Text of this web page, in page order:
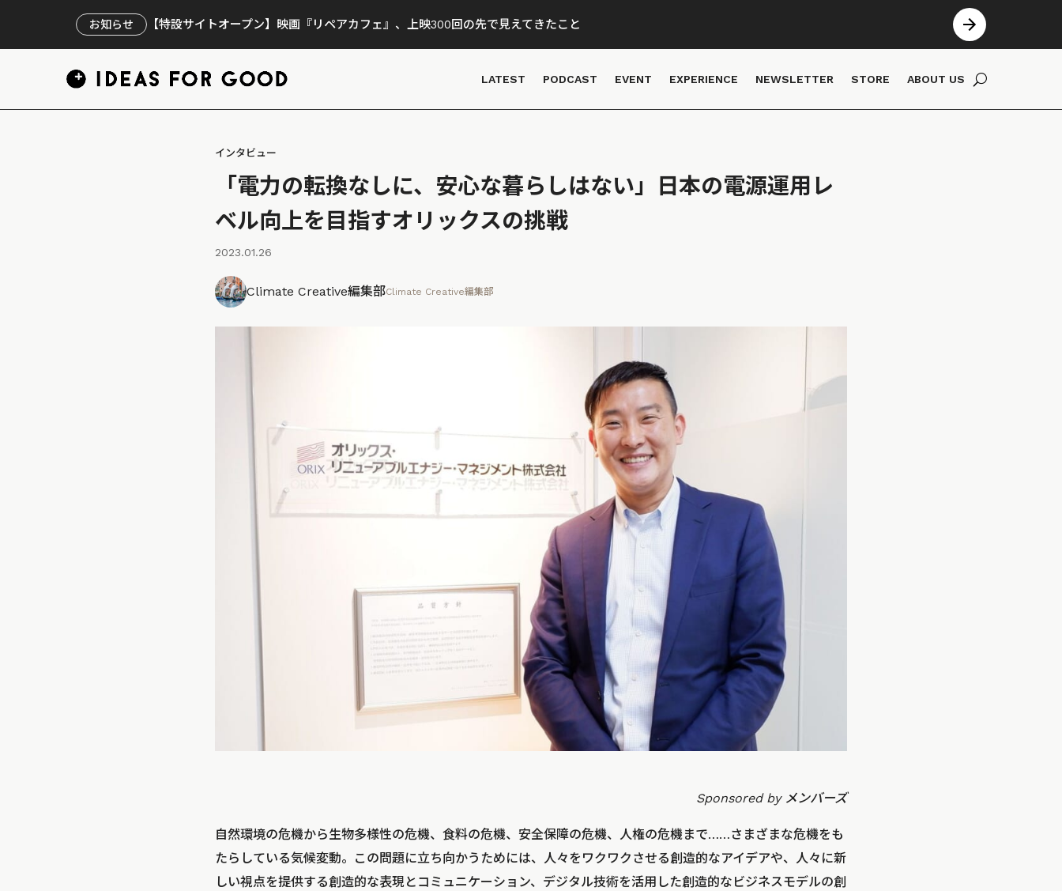
お知らせ 【特設サイトオープン】映画『リペアカフェ』、上映300回の先で見えてきたこと
LATEST PODCAST EVENT EXPERIENCE NEWSLETTER STORE ABOUT US
インタビュー
「電力の転換なしに、安心な暮らしはない」日本の電源運用レ
ベル向上を目指すオリックスの挑戦
2023.01.26
Climate Creative編集部Climate Creative編集部
Sponsored by メンバーズ
自然環境の危機から生物多様性の危機、食料の危機、安全保障の危機、人権の危機まで……さまざまな危機をも
たらしている気候変動。この問題に立ち向かうためには、人々をワクワクさせる創造的なアイデアや、人々に新
しい視点を提供する創造的な表現とコミュニケーション、デジタル技術を活用した創造的なビジネスモデルの創